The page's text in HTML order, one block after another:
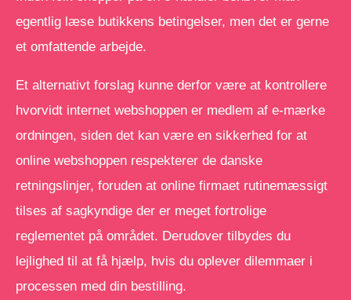
egentlig læse butikkens betingelser, men det er gerne
et omfattende arbejde.
Et alternativt forslag kunne derfor være at kontrollere
hvorvidt internet webshoppen er medlem af e-mærke
ordningen, siden det kan være en sikkerhed for at
online webshoppen respekterer de danske
retningslinjer, foruden at online firmaet rutinemæssigt
tilses af sagkyndige der er meget fortrolige
reglementet på området. Derudover tilbydes du
lejlighed til at få hjælp, hvis du oplever dilemmaer i
processen med din bestilling.